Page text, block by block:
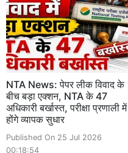
NTA News: पेपर लीक विवाद के
बीच बड़ा एक्शन, NTA के 47
अधिकारी बर्खास्त, परीक्षा प्रणाली में
होंगे व्यापक सुधार
Published On 25 Jul 2026
00:18:54